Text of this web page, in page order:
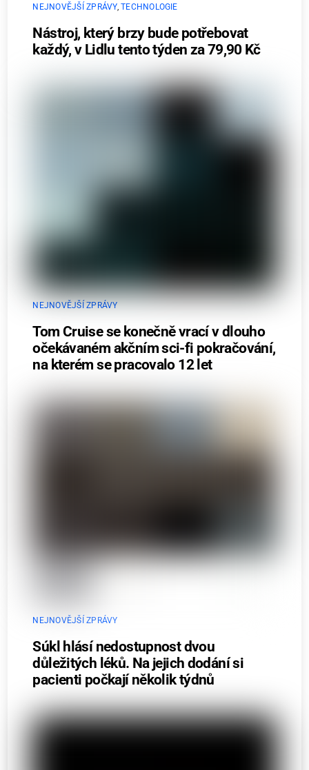
NEJNOVĚJŠÍ ZPRÁVY,TECHNOLOGIE
Nástroj, který brzy bude potřebovat
každý, v Lidlu tento týden za 79,90 Kč
NEJNOVĚJŠÍ ZPRÁVY
Tom Cruise se konečně vrací v dlouho
očekávaném akčním sci-fi pokračování,
na kterém se pracovalo 12 let
NEJNOVĚJŠÍ ZPRÁVY
Súkl hlásí nedostupnost dvou
důležitých léků. Na jejich dodání si
pacienti počkají několik týdnů